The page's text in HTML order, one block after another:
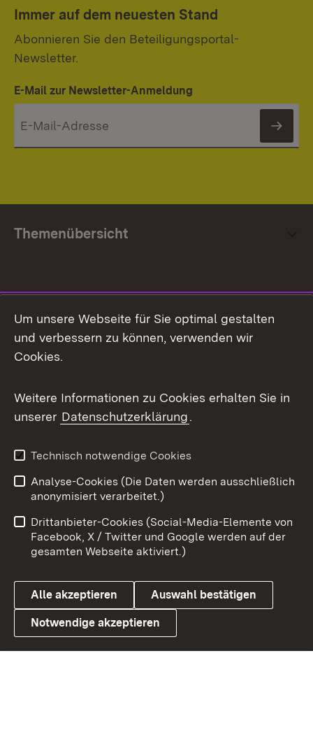
Immer auf dem neuesten Stand
Abonnieren Sie den Beteiligungsportal-
Newsletter.
E-Mail zur Newsletter-Anmeldung
Themenübersicht
Facebook
X / Twitter
Youtube
Link zum Landesportal
Impressum
Kontakt
Barrierefreiheit
Datenschutz
Cookies
Um unsere Webseite für Sie optimal gestalten
und verbessern zu können, verwenden wir
Cookies.
Weitere Informationen zu Cookies erhalten Sie in
unserer Datenschutzerklärung.
Technisch notwendige Cookies
Analyse-Cookies (Die Daten werden ausschließlich
anonymisiert verarbeitet.)
Drittanbieter-Cookies (Social-Media-Elemente von
Facebook, X / Twitter und Google werden auf der
gesamten Webseite aktiviert.)
Alle akzeptieren Auswahl bestätigen
Notwendige akzeptieren